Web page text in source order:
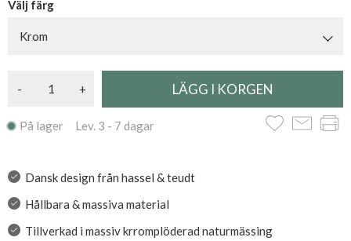
Välj färg
Krom
- +
På lager Lev. 3 - 7 dagar
Dansk design från hassel & teudt
Hållbara & massiva material
Tillverkad i massiv krromplöderad naturmässing